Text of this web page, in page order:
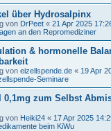
über Hydrosalpinx
von DrPeet « 21 Apr 2025
an den Repromediziner
& hormonelle
von eizellspende.de « 19 Apr
Seminare
0,1mg zum Selbst
von Heiki24 « 17 Apr 2025
beim KiWu